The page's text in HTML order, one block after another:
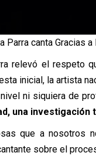
Parra canta Gracias
relevó el respeto
inicial, la artista
ni siquiera de
una investigación
que a nosotros
sobre el